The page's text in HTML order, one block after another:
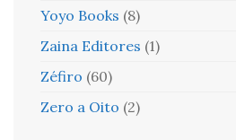
Yoyo Books (8)
Zaina Editores (1)
Zéfiro (60)
Zero a Oito (2)